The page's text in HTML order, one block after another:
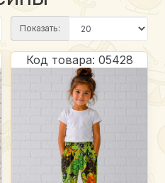
Показать:
Код товара: 05428